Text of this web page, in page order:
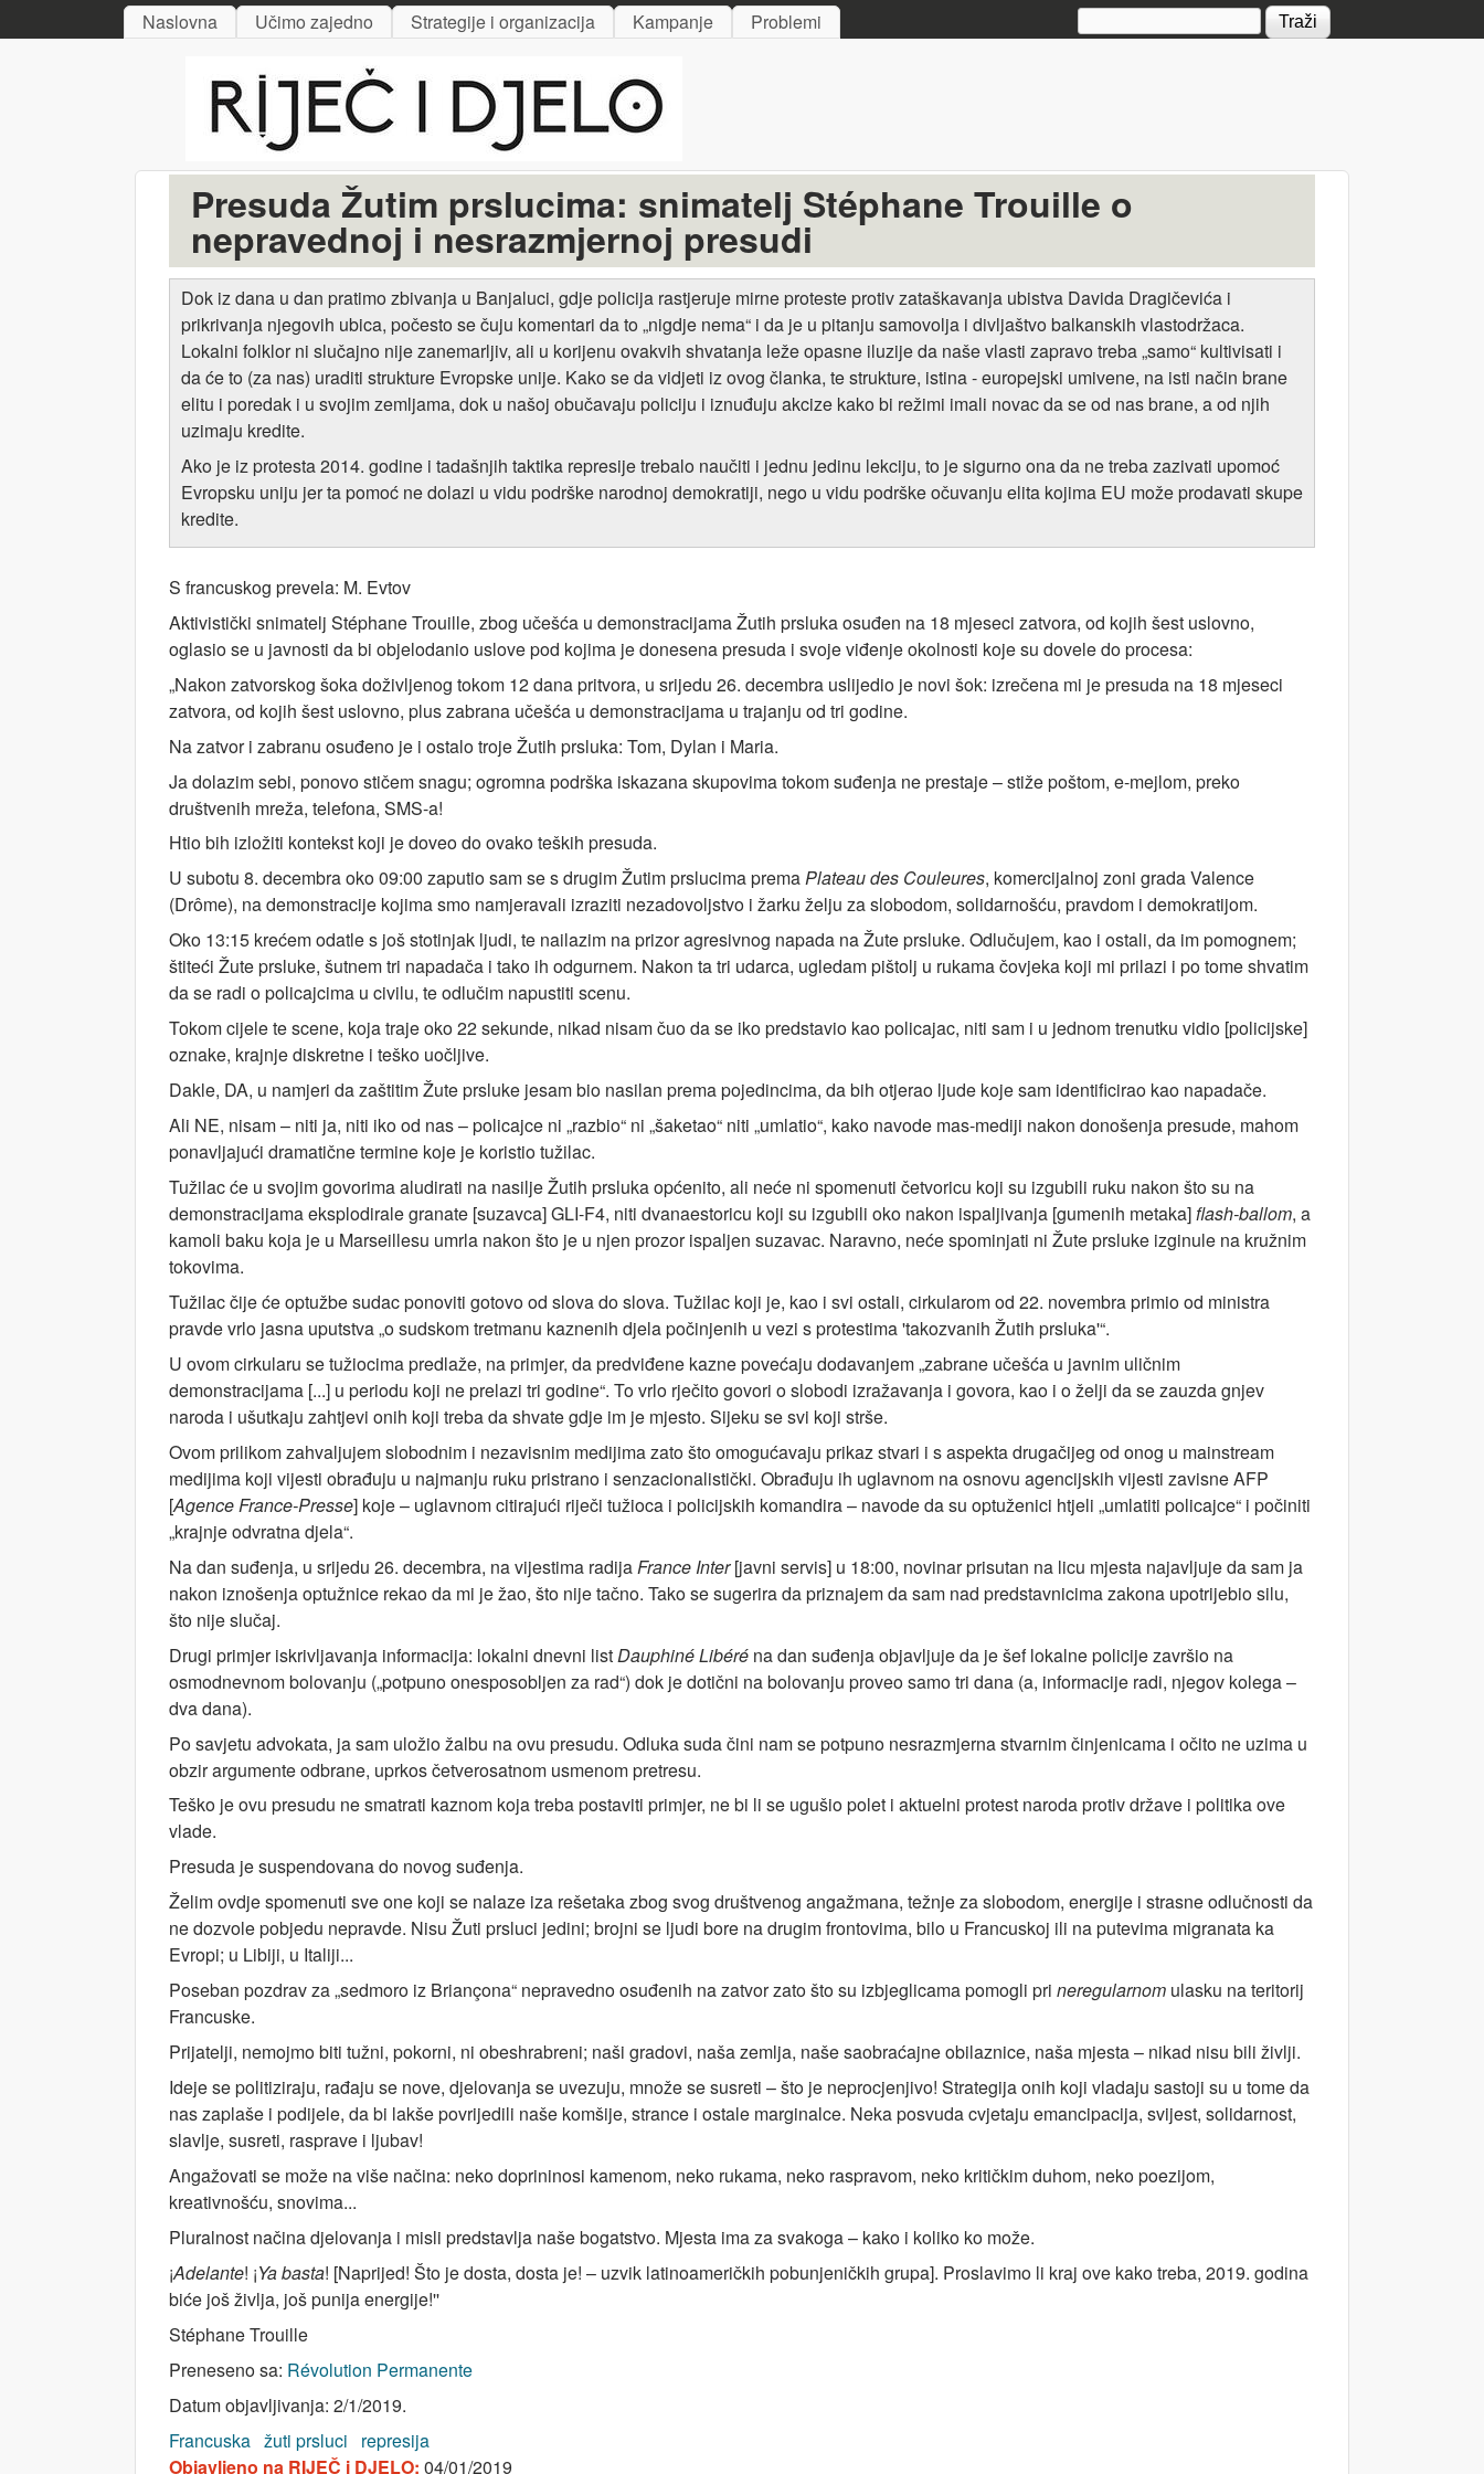
Skip to main content
MAIN MENU
Naslovna Učimo zajedno Strategije i organizacija Kampanje Problemi Search form
Presuda Žutim prslucima: snimatelj Stéphane Trouille o
nepravednoj i nesrazmjernoj presudi
Dok iz dana u dan pratimo zbivanja u Banjaluci, gdje policija rastjeruje mirne proteste protiv zataškavanja ubistva Davida Dragičevića i
prikrivanja njegovih ubica, počesto se čuju komentari da to „nigdje nema“ i da je u pitanju samovolja i divljaštvo balkanskih vlastodržaca.
Lokalni folklor ni slučajno nije zanemarljiv, ali u korijenu ovakvih shvatanja leže opasne iluzije da naše vlasti zapravo treba „samo“ kultivisati i
da će to (za nas) uraditi strukture Evropske unije. Kako se da vidjeti iz ovog članka, te strukture, istina - europejski umivene, na isti način brane
elitu i poredak i u svojim zemljama, dok u našoj obučavaju policiju i iznuđuju akcize kako bi režimi imali novac da se od nas brane, a od njih
uzimaju kredite.
Ako je iz protesta 2014. godine i tadašnjih taktika represije trebalo naučiti i jednu jedinu lekciju, to je sigurno ona da ne treba zazivati upomoć
Evropsku uniju jer ta pomoć ne dolazi u vidu podrške narodnoj demokratiji, nego u vidu podrške očuvanju elita kojima EU može prodavati skupe
kredite.
S francuskog prevela: M. Evtov
Aktivistički snimatelj Stéphane Trouille, zbog učešća u demonstracijama Žutih prsluka osuđen na 18 mjeseci zatvora, od kojih šest uslovno,
oglasio se u javnosti da bi objelodanio uslove pod kojima je donesena presuda i svoje viđenje okolnosti koje su dovele do procesa:
„Nakon zatvorskog šoka doživljenog tokom 12 dana pritvora, u srijedu 26. decembra uslijedio je novi šok: izrečena mi je presuda na 18 mjeseci
zatvora, od kojih šest uslovno, plus zabrana učešća u demonstracijama u trajanju od tri godine.
Na zatvor i zabranu osuđeno je i ostalo troje Žutih prsluka: Tom, Dylan i Maria.
Ja dolazim sebi, ponovo stičem snagu; ogromna podrška iskazana skupovima tokom suđenja ne prestaje – stiže poštom, e-mejlom, preko
društvenih mreža, telefona, SMS-a!
Htio bih izložiti kontekst koji je doveo do ovako teških presuda.
U subotu 8. decembra oko 09:00 zaputio sam se s drugim Žutim prslucima premaPlateau des Couleures, komercijalnoj zoni grada Valence
(Drôme), na demonstracije kojima smo namjeravali izraziti nezadovoljstvo i žarku želju za slobodom, solidarnošću, pravdom i demokratijom.
Oko 13:15 krećem odatle s još stotinjak ljudi, te nailazim na prizor agresivnog napada na Žute prsluke. Odlučujem, kao i ostali, da im pomognem;
štiteći Žute prsluke, šutnem tri napadača i tako ih odgurnem. Nakon ta tri udarca, ugledam pištolj u rukama čovjeka koji mi prilazi i po tome shvatim
da se radi o policajcima u civilu, te odlučim napustiti scenu.
Tokom cijele te scene, koja traje oko 22 sekunde, nikad nisam čuo da se iko predstavio kao policajac, niti sam i u jednom trenutku vidio [policijske]
oznake, krajnje diskretne i teško uočljive.
Dakle, DA, u namjeri da zaštitim Žute prsluke jesam bio nasilan prema pojedincima, da bih otjerao ljude koje sam identificirao kao napadače.
Ali NE, nisam – niti ja, niti iko od nas – policajce ni „razbio“ ni „šaketao“ niti „umlatio“, kako navode mas-mediji nakon donošenja presude, mahom
ponavljajući dramatične termine koje je koristio tužilac.
Tužilac će u svojim govorima aludirati na nasilje Žutih prsluka općenito, ali neće ni spomenuti četvoricu koji su izgubili ruku nakon što su na
demonstracijama eksplodirale granate [suzavca] GLI-F4, niti dvanaestoricu koji su izgubili oko nakon ispaljivanja [gumenih metaka]flash-ballom, a
kamoli baku koja je u Marseillesu umrla nakon što je u njen prozor ispaljen suzavac. Naravno, neće spominjati ni Žute prsluke izginule na kružnim
tokovima.
Tužilac čije će optužbe sudac ponoviti gotovo od slova do slova. Tužilac koji je, kao i svi ostali, cirkularom od 22. novembra primio od ministra
pravde vrlo jasna uputstva „o sudskom tretmanu kaznenih djela počinjenih u vezi s protestima 'takozvanih Žutih prsluka'“.
U ovom cirkularu se tužiocima predlaže, na primjer, da predviđene kazne povećaju dodavanjem „zabrane učešća u javnim uličnim
demonstracijama [...] u periodu koji ne prelazi tri godine“. To vrlo rječito govori o slobodi izražavanja i govora, kao i o želji da se zauzda gnjev
naroda i ušutkaju zahtjevi onih koji treba da shvate gdje im je mjesto. Sijeku se svi koji strše.
Ovom prilikom zahvaljujem slobodnim i nezavisnim medijima zato što omogućavaju prikaz stvari i s aspekta drugačijeg od onog u mainstream
medijima koji vijesti obrađuju u najmanju ruku pristrano i senzacionalistički. Obrađuju ih uglavnom na osnovu agencijskih vijesti zavisne AFP
[Agence France-Presse] koje – uglavnom citirajući riječi tužioca i policijskih komandira – navode da su optuženici htjeli „umlatiti policajce“ i počiniti
„krajnje odvratna djela“.
Na dan suđenja, u srijedu 26. decembra, na vijestima radijaFrance Inter[javni servis] u 18:00, novinar prisutan na licu mjesta najavljuje da sam ja
nakon iznošenja optužnice rekao da mi je žao, što nije tačno. Tako se sugerira da priznajem da sam nad predstavnicima zakona upotrijebio silu,
što nije slučaj.
Drugi primjer iskrivljavanja informacija: lokalni dnevni list Dauphiné Libéré na dan suđenja objavljuje da je šef lokalne policije završio na
osmodnevnom bolovanju („potpuno onesposobljen za rad“) dok je dotični na bolovanju proveo samo tri dana (a, informacije radi, njegov kolega –
dva dana).
Po savjetu advokata, ja sam uložio žalbu na ovu presudu. Odluka suda čini nam se potpuno nesrazmjerna stvarnim činjenicama i očito ne uzima u
obzir argumente odbrane, uprkos četverosatnom usmenom pretresu.
Teško je ovu presudu ne smatrati kaznom koja treba postaviti primjer, ne bi li se ugušio polet i aktuelni protest naroda protiv države i politika ove
vlade.
Presuda je suspendovana do novog suđenja.
Želim ovdje spomenuti sve one koji se nalaze iza rešetaka zbog svog društvenog angažmana, težnje za slobodom, energije i strasne odlučnosti da
ne dozvole pobjedu nepravde. Nisu Žuti prsluci jedini; brojni se ljudi bore na drugim frontovima, bilo u Francuskoj ili na putevima migranata ka
Evropi; u Libiji, u Italiji...
Poseban pozdrav za „sedmoro iz Briançona“ nepravedno osuđenih na zatvor zato što su izbjeglicama pomogli pri neregularnom ulasku na teritorij
Francuske.
Prijatelji, nemojmo biti tužni, pokorni, ni obeshrabreni; naši gradovi, naša zemlja, naše saobraćajne obilaznice, naša mjesta – nikad nisu bili življi.
Ideje se politiziraju, rađaju se nove, djelovanja se uvezuju, množe se susreti – što je neprocjenjivo! Strategija onih koji vladaju sastoji su u tome da
nas zaplaše i podijele, da bi lakše povrijedili naše komšije, strance i ostale marginalce. Neka posvuda cvjetaju emancipacija, svijest, solidarnost,
slavlje, susreti, rasprave i ljubav!
Angažovati se može na više načina: neko doprininosi kamenom, neko rukama, neko raspravom, neko kritičkim duhom, neko poezijom,
kreativnošću, snovima...
Pluralnost načina djelovanja i misli predstavlja naše bogatstvo. Mjesta ima za svakoga – kako i koliko ko može.
¡Adelante! ¡Ya basta! [Naprijed! Što je dosta, dosta je! – uzvik latinoameričkih pobunjeničkih grupa]. Proslavimo li kraj ove kako treba, 2019. godina
biće još življa, još punija energije!''
Stéphane Trouille
Preneseno sa: Révolution Permanente
Datum objavljivanja: 2/1/2019.
Francuska žuti prsluci
represija
Objavljeno na RIJEČ i DJELO: 04/01/2019